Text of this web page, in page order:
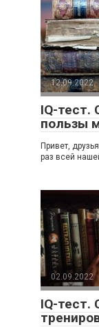
12.09.2022
IQ-тест.
пользы
Привет,
раз всей
02.09.2022
IQ-тест.